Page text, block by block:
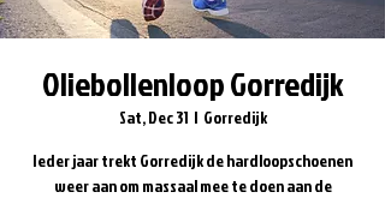
Oliebollenloop Gorredijk
Sat, Dec 31
  |
Gorredijk
Ieder jaar trekt Gorredijk de hardloopschoenen
weer aan om massaal mee te doen aan de